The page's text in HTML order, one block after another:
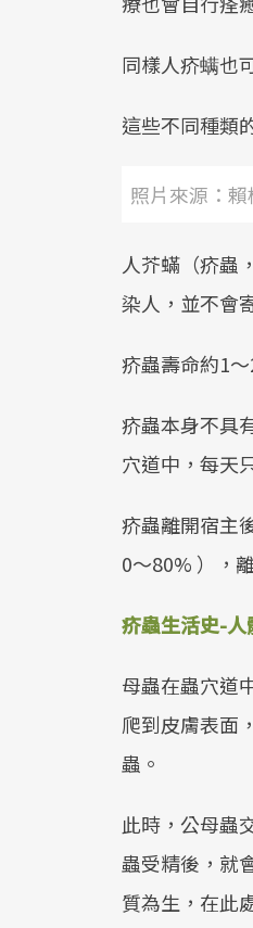
同樣人疥螨也
這些不同種類
照片來源：
人芥蟎（疥蟲
染人，並不會
疥蟲壽命約1
疥蟲本身不具
穴道中，每天
疥蟲離開宿主
0～80% ），
疥蟲生活史-人
母蟲在蟲穴道
爬到皮膚表面
蟲。
此時，公母蟲
蟲受精後，就
質為生，在此